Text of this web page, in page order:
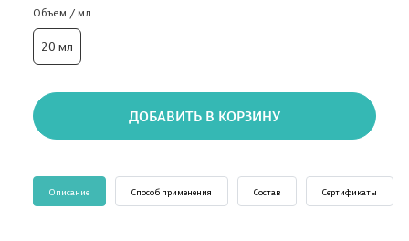
Объем / мл
20 мл
ДОБАВИТЬ В КОРЗИНУ
Описание Способ применения Состав Сертификаты